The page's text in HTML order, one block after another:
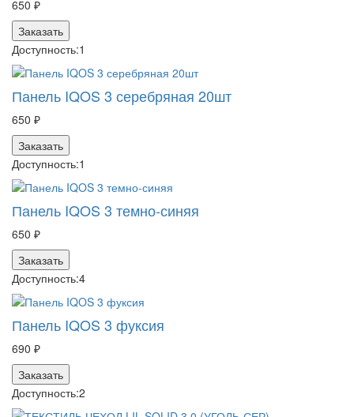
650 ₽
Заказать
Доступность:1
Панель IQOS 3 серебряная 20шт
650 ₽
Заказать
Доступность:1
Панель IQOS 3 темно-синяя
650 ₽
Заказать
Доступность:4
Панель IQOS 3 фуксия
690 ₽
Заказать
Доступность:2